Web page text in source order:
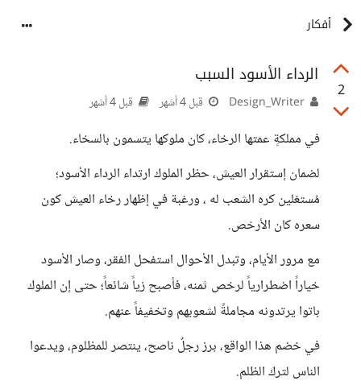
أفكار
2
الرداء الأسود السبب
قبل 4 أشهر قبل 4 أشهر
في مملكةٍ عمتها الرخاء، كان ملوكها يتسمون بالسخاء.
لضمان إستقرار العيش، حظر الملوك ارتداء الرداء الأسود؛
مُستغلين كره الشعب له ، ورغبة في إظهار رخاء العيش كون
سعره كان الأرخص.
مع مرور الأيام، وتبدل الأحوال استفحل الفقر، وصار الأسود
خياراً اضطرارياً لرخص ثمنه، فأصبح زياً شائعاً؛ حتى إن الملوك
باتوا يرتدونه مجاملةً لشعوبهم وتخفيفاً عنهم.
في خضم هذا الواقع، برز رجلٌ ناصح، ينتصر للمظلوم، ويدعوا
الناس لترك الظلم.